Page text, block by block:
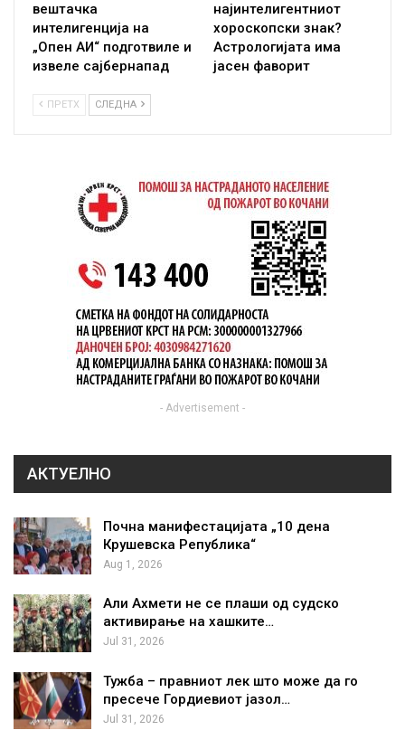
вештачка
интелигенција на
„Опен АИ“ подготвиле и
извеле сајбернапад
најинтелигентниот
хороскопски знак?
Астрологијата има
јасен фаворит
ПРЕТХ СЛЕДНА
- Advertisement -
АКТУЕЛНО
Почна манифестацијата „10 дена
Крушевска Република“
Aug 1, 2026
Али Ахмети не се плаши од судско
активирање на хашките…
Jul 31, 2026
Тужба – правниот лек што може да го
пресече Гордиевиот јазол…
Jul 31, 2026